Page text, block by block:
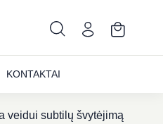
KONTAKTAI
veidui subtilų švytėjimą